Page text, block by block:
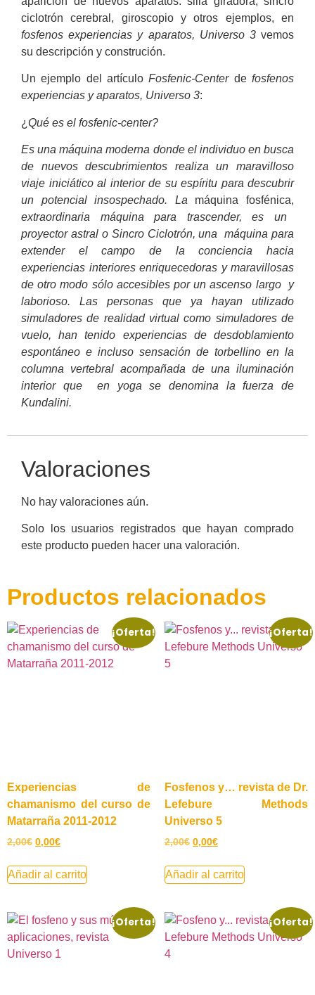
ciclotrón cerebral, giroscopio y otros ejemplos, en
fosfenos experiencias y aparatos, Universo 3vemos
su descripción y construción.
Un ejemplo del artículoFosfenic-Centerdefosfenos
experiencias y aparatos, Universo 3:
¿ Qué es el fosfenic-center?
Es una máquina moderna donde el individuo en busca
de nuevos descubrimientos realiza un maravilloso
viaje iniciático al interior de su espíritu para descubrir
un potencial insospechado. La máquina fosfénica,
extraordinaria máquina para trascender, es un
proyector astral o Sincro Ciclotrón, una máquina para
extender el campo de la conciencia hacia
experiencias interiores enriquecedoras y maravillosas
de otro modo sólo accesibles por un ascenso largo y
laborioso. Las personas que ya hayan utilizado
simuladores de realidad virtual como simuladores de
vuelo, han tenido experiencias de desdoblamiento
espontáneo e incluso sensación de torbellino en la
columna vertebral acompañada de una iluminación
interior que en yoga se denomina la fuerza de
Kundalini.
Valoraciones
No hay valoraciones aún.
Solo los usuarios registrados que hayan comprado
este producto pueden hacer una valoración.
Productos relacionados
¡Oferta!
Experiencias de
chamanismo del curso de
Matarraña 2011-2012
2,00€ 0,00€
Añadir al carrito
¡Oferta!
Fosfenos y… revista de Dr.
Lefebure Methods
Universo 5
2,00€ 0,00€
Añadir al carrito
¡Oferta! ¡Oferta!